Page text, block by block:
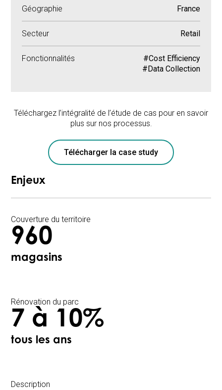
Géographie France
Secteur Retail
Fonctionnalités
#Cost Efficiency
#Data Collection
Téléchargez l’intégralité de l’étude de cas pour en savoir
plus sur nos processus.
Télécharger la case study
Enjeux
Couverture du territoire
960
magasins
Rénovation du parc
7 à 10%
tous les ans
Description